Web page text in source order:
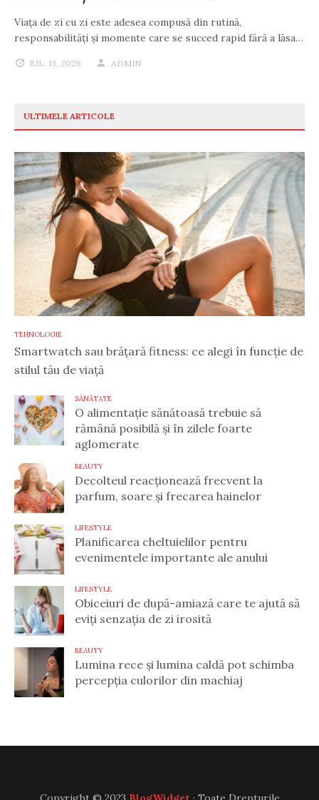
Viața de zi cu zi este adesea compusă din rutină,
responsabilități și momente care se succed rapid fără a lăsa…
IUL. 13, 2026 ADMIN
ULTIMELE ARTICOLE
TEHNOLOGIE
Smartwatch sau brățară fitness: ce alegi în funcție de
stilul tău de viață
SĂNĂTATE
O alimentație sănătoasă trebuie să
rămână posibilă și în zilele foarte
aglomerate
BEAUTY
Decolteul reacționează frecvent la
parfum, soare și frecarea hainelor
LIFESTYLE
Planificarea cheltuielilor pentru
evenimentele importante ale anului
LIFESTYLE
Obiceiuri de după-amiază care te ajută să
eviți senzația de zi irosită
BEAUTY
Lumina rece și lumina caldă pot schimba
percepția culorilor din machiaj